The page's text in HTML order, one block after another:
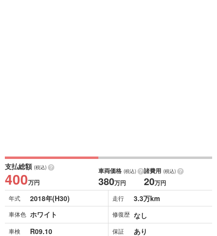
支払総額 (税込)
400万円
車両価格 (税込)
380万円
諸費用 (税込)
20万円
年式 2018年(H30) 走行 3.3万km
車体色 ホワイト 修復歴 なし
車検 R09.10 保証 あり